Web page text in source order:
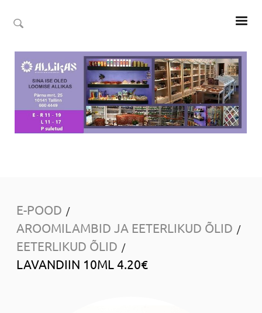
E-POOD /
AROOMILAMBID JA EETERLIKUD ÕLID /
EETERLIKUD ÕLID /
LAVANDIIN 10ML 4.20€